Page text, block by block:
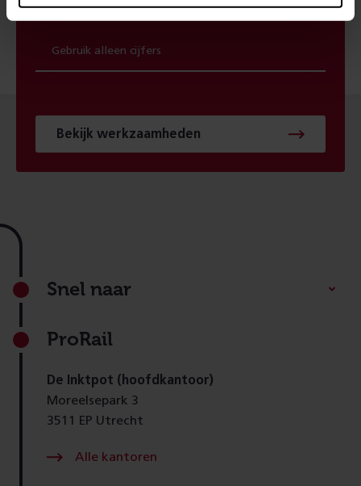
HUISNUMMER
Bekijk werkzaamheden
Footer
Snel naar
ProRail
De Inktpot (hoofdkantoor)
Moreelsepark 3
3511 EP Utrecht
Alle kantoren